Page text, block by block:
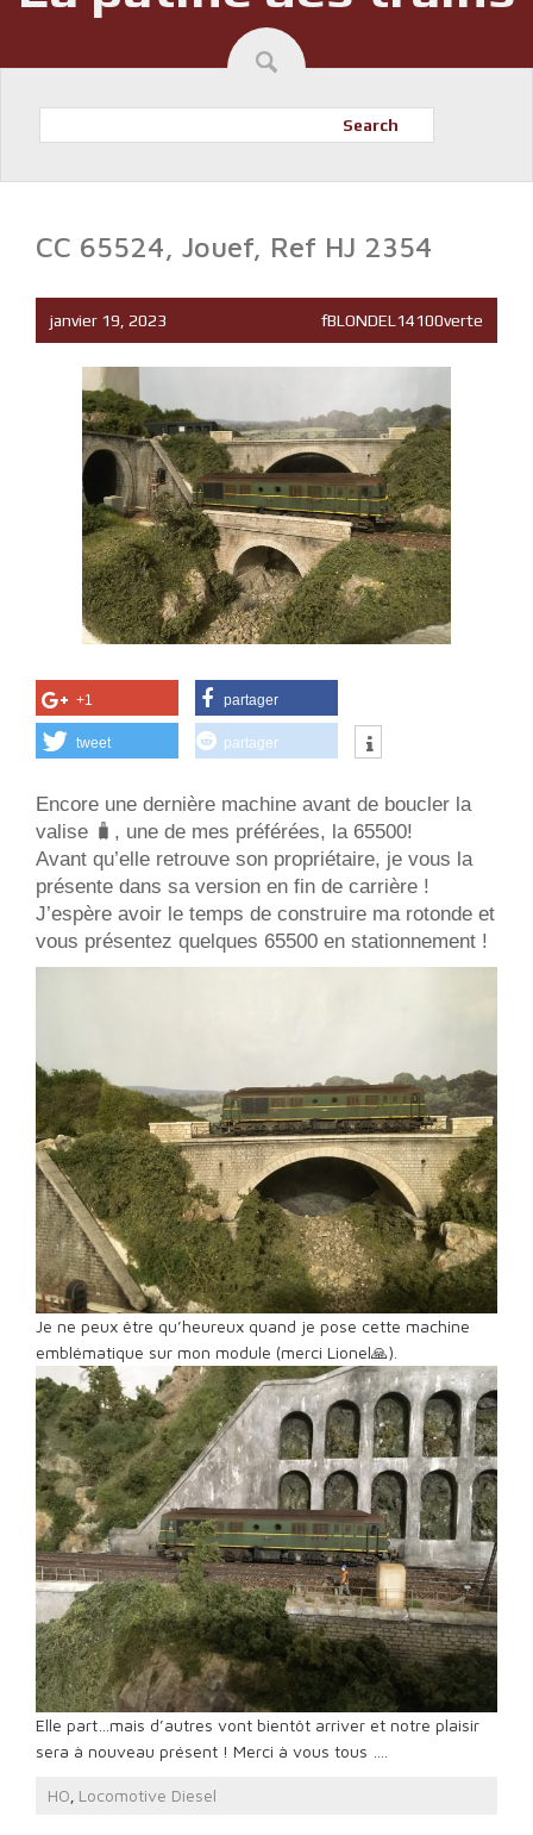
Search
CC 65524, Jouef, Ref HJ 2354
janvier 19, 2023 fBLONDEL14100verte
+1 partager
tweet partager
Encore une dernière machine avant de boucler la
valise 🧳, une de mes préférées, la 65500!
Avant qu’elle retrouve son propriétaire, je vous la
présente dans sa version en fin de carrière !
J’espère avoir le temps de construire ma rotonde et
vous présentez quelques 65500 en stationnement !
Je ne peux être qu’heureux quand je pose cette machine
emblématique sur mon module (merci Lionel🙏).
Elle part…mais d’autres vont bientôt arriver et notre plaisir
sera à nouveau présent ! Merci à vous tous ….
HO Locomotive Diesel